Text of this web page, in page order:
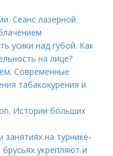
Сеанс лазерной
усики над губой. Как
на лице?
Современные
табакокурения и
Истории больших
занятиях на турнике-
укрепляют и